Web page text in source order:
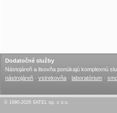
Dodatočné služby
Nástojáreň a lisovňa ponúkajú komplexnú
nástrojáreň · vstrekovňa · laboratórium ·
© 1990-2026 SATEL sp. z o.o.